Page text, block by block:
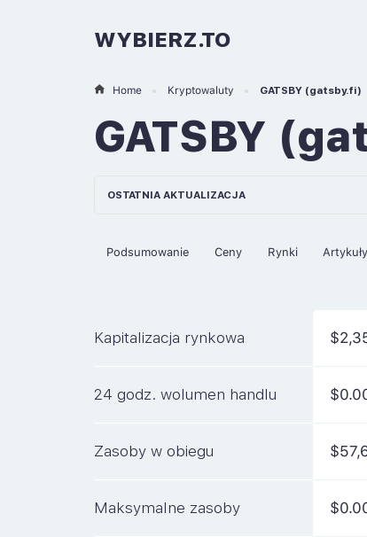
WYBIERZ.TO
Home Kryptowaluty GATSBY (gatsby.fi)
GATSBY
OSTATNIA AKTUALIZACJA
Podsumowanie Ceny Rynki Artykuły
Kapitalizacja rynkowa
24 godz. wolumen handlu
Zasoby w obiegu
Maksymalne zasoby